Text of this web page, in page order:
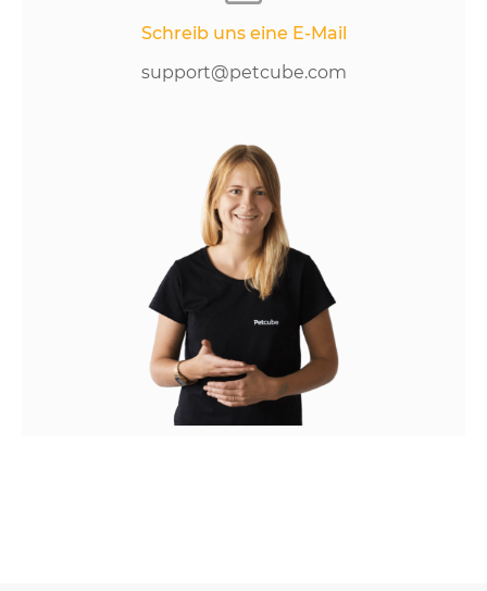
Schreib uns eine E-Mail
support@petcube.com